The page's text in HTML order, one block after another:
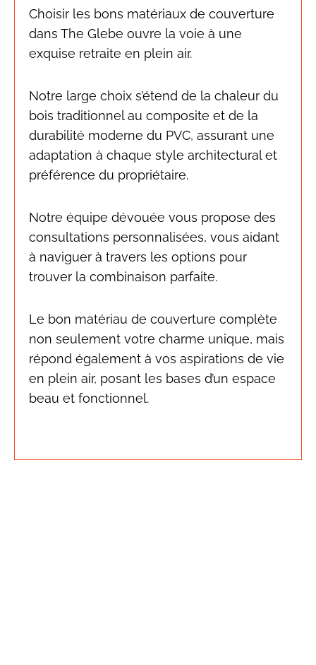
Choisir les bons matériaux de couverture
dans The Glebe ouvre la voie à une
exquise retraite en plein air.
Notre large choix s’étend de la chaleur du
bois traditionnel au composite et de la
durabilité moderne du PVC, assurant une
adaptation à chaque style architectural et
préférence du propriétaire.
Notre équipe dévouée vous propose des
consultations personnalisées, vous aidant
à naviguer à travers les options pour
trouver la combinaison parfaite.
Le bon matériau de couverture complète
non seulement votre charme unique, mais
répond également à vos aspirations de vie
en plein air, posant les bases d’un espace
beau et fonctionnel.